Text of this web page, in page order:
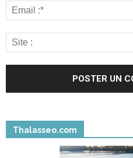
Thalasseo.com